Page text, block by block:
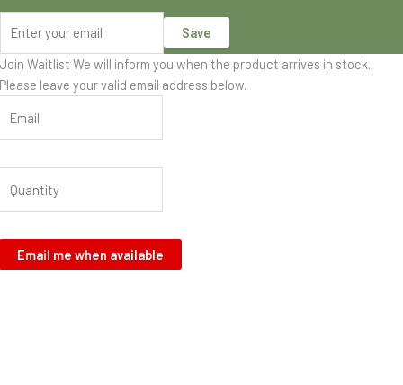
Save
Join Waitlist We will inform you when the product arrives in stock.
Please leave your valid email address below.
Email me when available